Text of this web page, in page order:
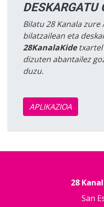
DESKARGATU
Bilatu 28 Kanala
bilatzailean eta
28KanalaKidetxartel
dizuten abantailez
duzu.
APLIKAZIOA
28
San